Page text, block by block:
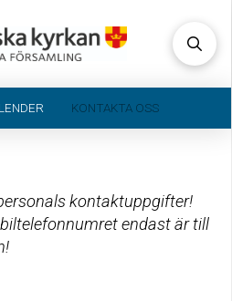
KONTAKTA OSS
kontaktuppgifter!
endast är till